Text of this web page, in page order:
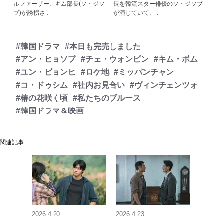
ルファーザー、キム部長(ソ・ジソ
ブ)が誘拐さ...
長を韓流スター俳優のソ・ジソブ
が演じていて、...
#韓国ドラマ
#本日も完売しました
#アン・ヒョソプ #チェ・ウォンビン #キム・ボム
#ユン・ビョンヒ
#ロケ地 #ミッパンチャン
#コ・ドゥシム
#社内お見合い #ヴィンチェンツォ
#椿の花咲く頃 #私たちのブルース
#韓国ドラマ＆映画
関連記事
2026.4.20
2026.4.23